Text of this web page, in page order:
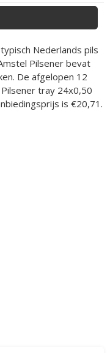
Nederlands pils
Pilsener bevat
De afgelopen 12
tray 24x0,50
is €20,71.